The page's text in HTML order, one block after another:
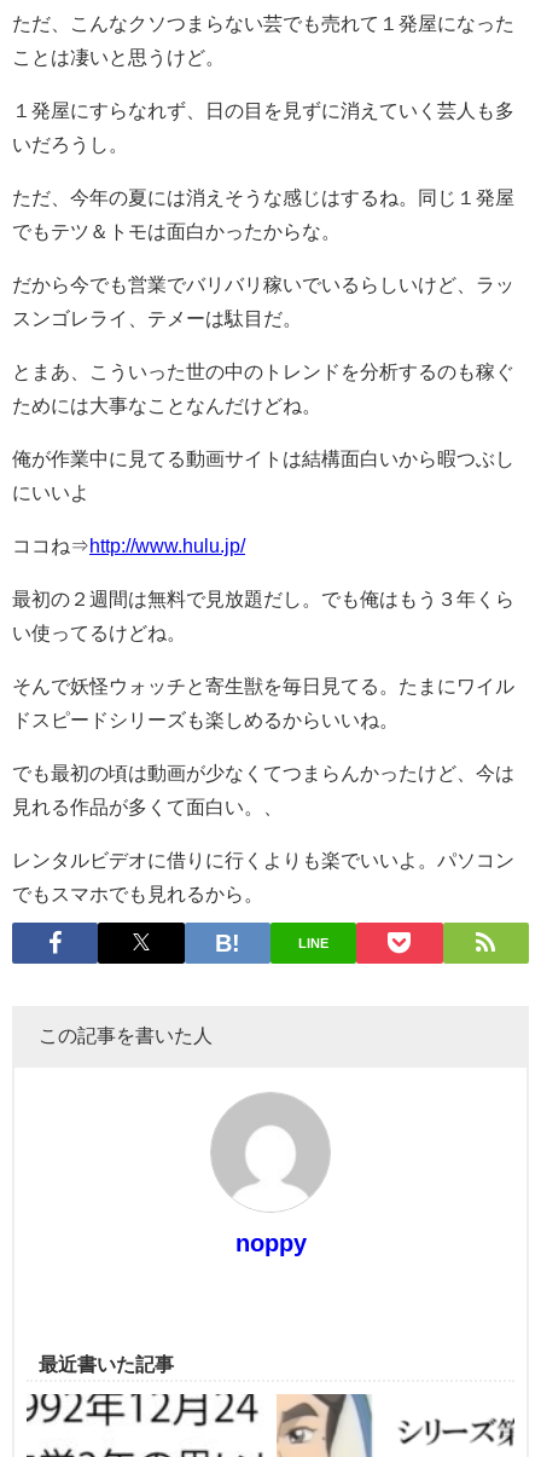
ただ、こんなクソつまらない芸でも売れて１発屋になった
ことは凄いと思うけど。
１発屋にすらなれず、日の目を見ずに消えていく芸人も多
いだろうし。
ただ、今年の夏には消えそうな感じはするね。同じ１発屋
でもテツ＆トモは面白かったからな。
だから今でも営業でバリバリ稼いでいるらしいけど、ラッ
スンゴレライ、テメーは駄目だ。
とまあ、こういった世の中のトレンドを分析するのも稼ぐ
ためには大事なことなんだけどね。
俺が作業中に見てる動画サイトは結構面白いから暇つぶし
にいいよ
ココね⇒http://www.hulu.jp/
最初の２週間は無料で見放題だし。でも俺はもう３年くら
い使ってるけどね。
そんで妖怪ウォッチと寄生獣を毎日見てる。たまにワイル
ドスピードシリーズも楽しめるからいいね。
でも最初の頃は動画が少なくてつまらんかったけど、今は
見れる作品が多くて面白い。、
レンタルビデオに借りに行くよりも楽でいいよ。パソコン
でもスマホでも見れるから。
LINE
この記事を書いた人
noppy
最近書いた記事